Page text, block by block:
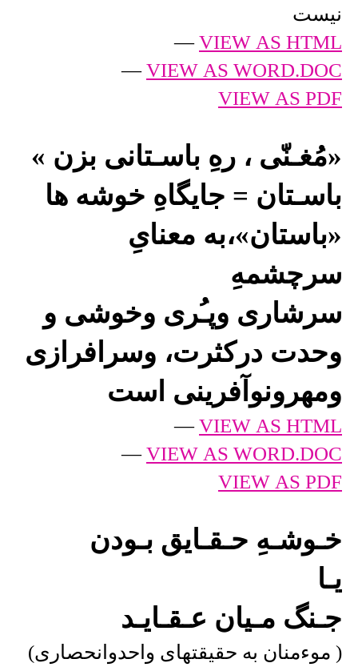
نیست
VIEW AS HTML
—
VIEW AS WORD.DOC
—
VIEW AS PDF
«مُغـنّی ، رهِ باسـتانی بزن »
باسـتان = جایگاهِ خوشه ها
«باستان»،به معنایِ
سرچشمهِ
سرشاری وپـُری وخوشی و
وحدت درکثرت، وسرافرازی
ومهرونوآفرینی است
VIEW AS HTML
—
VIEW AS WORD.DOC
—
VIEW AS PDF
خـوشـهِ حـقـایق بـودن
یـا
جـنگ مـیان عـقـایـد
( موءمنان به حقیقتهای واحدوانحصاری)